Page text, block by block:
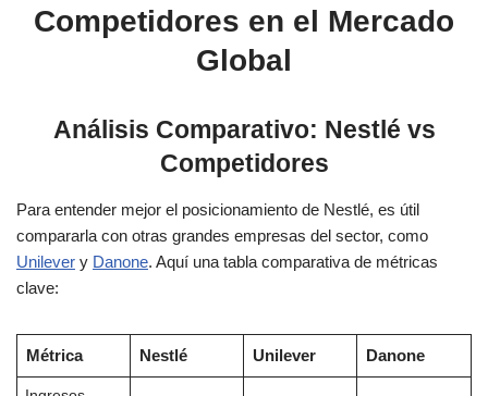
Competidores en el Mercado
Global
Análisis Comparativo: Nestlé vs
Competidores
Para entender mejor el posicionamiento de Nestlé, es útil
compararla con otras grandes empresas del sector, como
Unilever y Danone. Aquí una tabla comparativa de métricas
clave:
Métrica Nestlé Unilever Danone